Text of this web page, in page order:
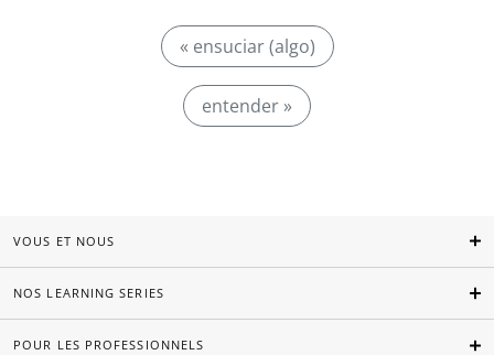
« ensuciar (algo)
entender »
VOUS ET NOUS
NOS LEARNING SERIES
POUR LES PROFESSIONNELS